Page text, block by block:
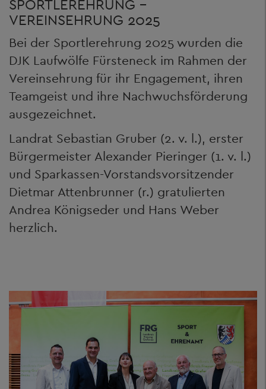
SPORTLEREHRUNG -
VEREINSEHRUNG 2025
Bei der Sportlerehrung 2025 wurden die
DJK Laufwölfe Fürsteneck im Rahmen der
Vereinsehrung für ihr Engagement, ihren
Teamgeist und ihre Nachwuchsförderung
ausgezeichnet.
Landrat Sebastian Gruber (2. v. l.), erster
Bürgermeister Alexander Pieringer (1. v. l.)
und Sparkassen-Vorstandsvorsitzender
Dietmar Attenbrunner (r.) gratulierten
Andrea Königseder und Hans Weber
herzlich.